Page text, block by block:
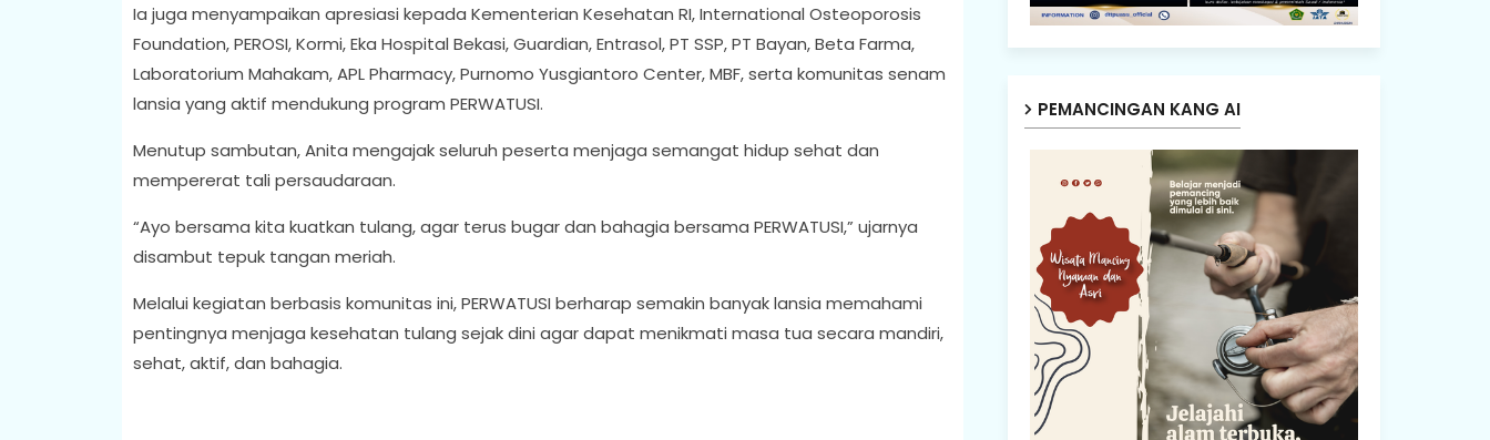
Ia juga menyampaikan apresiasi kepada Kementerian Kesehatan RI, International Osteoporosis
Foundation, PEROSI, Kormi, Eka Hospital Bekasi, Guardian, Entrasol, PT SSP, PT Bayan, Beta Farma,
Laboratorium Mahakam, APL Pharmacy, Purnomo Yusgiantoro Center, MBF, serta komunitas senam
lansia yang aktif mendukung program PERWATUSI.
Menutup sambutan, Anita mengajak seluruh peserta menjaga semangat hidup sehat dan
mempererat tali persaudaraan.
“Ayo bersama kita kuatkan tulang, agar terus bugar dan bahagia bersama PERWATUSI,” ujarnya
disambut tepuk tangan meriah.
Melalui kegiatan berbasis komunitas ini, PERWATUSI berharap semakin banyak lansia memahami
pentingnya menjaga kesehatan tulang sejak dini agar dapat menikmati masa tua secara mandiri,
sehat, aktif, dan bahagia.
PEMANCINGAN KANG AI